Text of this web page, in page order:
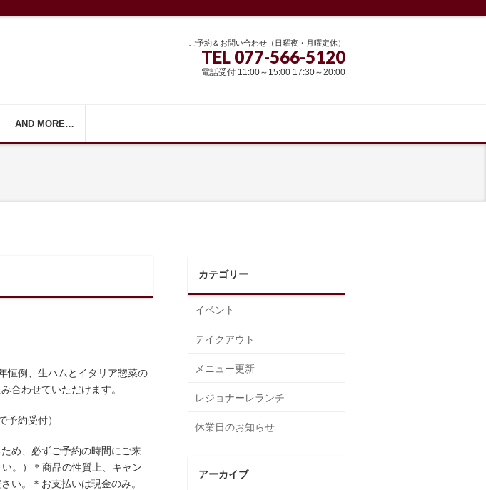
ご予約＆お問い合わせ（日曜夜・月曜定休）
TEL 077-566-5120
電話受付 11:00～15:00 17:30～20:00
AND MORE…
恒例、生ハムとイタリア惣菜の
合わせていただけます。
予約受付）
め、必ずご予約の時間にご来
。）＊商品の性質上、キャン
い。＊お支払いは現金のみ。
カテゴリー
イベント
テイクアウト
メニュー更新
レジョナーレランチ
休業日のお知らせ
アーカイブ